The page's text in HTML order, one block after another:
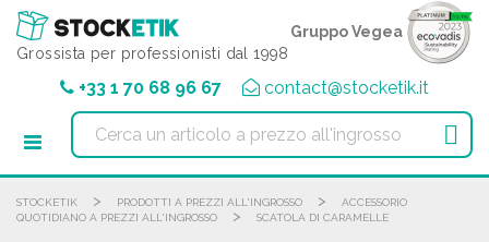
Grossista per professionisti dal 1998
Gruppo Vegea
+33 1 70 68 96 67 contact@stocketik.it

STOCKETIK > PRODOTTI A PREZZI ALL'INGROSSO >
ACCESSORIO
QUOTIDIANO A PREZZI ALL'INGROSSO
> SCATOLA DI CARAMELLE
Pannello di gestione dei cookies